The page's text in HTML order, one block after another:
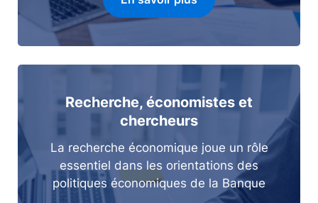
Recherche, économistes et
chercheurs
La recherche économique joue un rôle
essentiel dans les orientations des
politiques économiques de la Banque